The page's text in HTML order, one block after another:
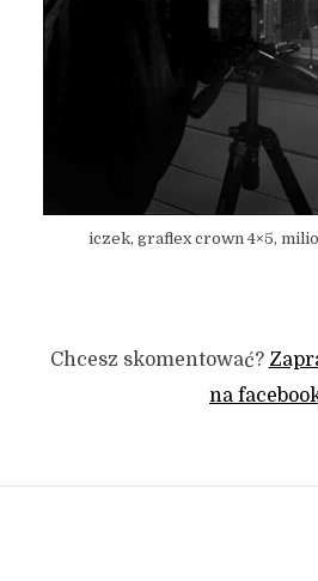
iczek, graflex crown 4×5,
Chcesz skomentować?
na